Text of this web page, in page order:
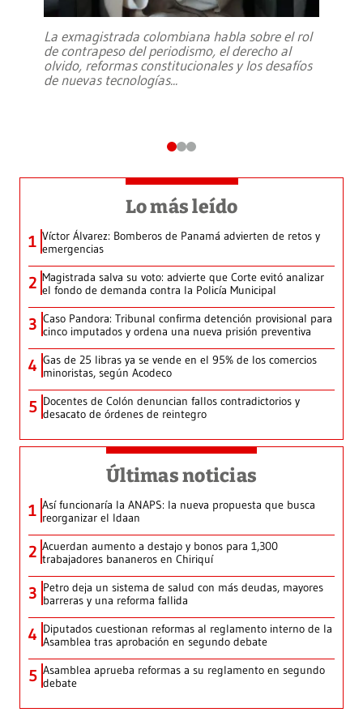
La exmagistrada colombiana habla sobre el rol
de contrapeso del periodismo, el derecho al
olvido, reformas constitucionales y los desafíos
de nuevas tecnologías...
Lo más leído
1 Víctor Álvarez: Bomberos de Panamá advierten de retos y
emergencias
2 Magistrada salva su voto: advierte que Corte evitó analizar
el fondo de demanda contra la Policía Municipal
3 Caso Pandora: Tribunal confirma detención provisional para
cinco imputados y ordena una nueva prisión preventiva
4 Gas de 25 libras ya se vende en el 95% de los comercios
minoristas, según Acodeco
5 Docentes de Colón denuncian fallos contradictorios y
desacato de órdenes de reintegro
Últimas noticias
1 Así funcionaría la ANAPS: la nueva propuesta que busca
reorganizar el Idaan
2 Acuerdan aumento a destajo y bonos para 1,300
trabajadores bananeros en Chiriquí
3 Petro deja un sistema de salud con más deudas, mayores
barreras y una reforma fallida
4 Diputados cuestionan reformas al reglamento interno de la
Asamblea tras aprobación en segundo debate
5 Asamblea aprueba reformas a su reglamento en segundo
debate